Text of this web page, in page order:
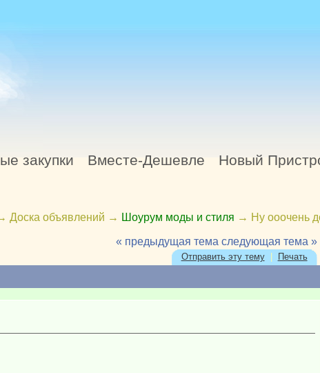
закупки Вместе-Дешевле Новый
Доска объявлений → Шоурум моды и стиля → Ну
« предыдущая тема следующая тема »
Отправить эту тему| Печать